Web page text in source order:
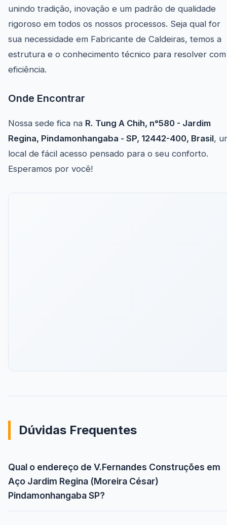
unindo tradição, inovação e um padrão de qualidade
rigoroso em todos os nossos processos. Seja qual for
sua necessidade em Fabricante de Caldeiras, temos a
estrutura e o conhecimento técnico para resolver com
eficiência.
Onde Encontrar
Nossa sede fica na R. Tung A Chih, n°580 - Jardim
Regina, Pindamonhangaba - SP, 12442-400, Brasil,
local de fácil acesso pensado para o seu conforto.
Esperamos por você!
Dúvidas Frequentes
Qual o endereço de V.Fernandes Construções em
Aço Jardim Regina (Moreira César)
Pindamonhangaba SP?